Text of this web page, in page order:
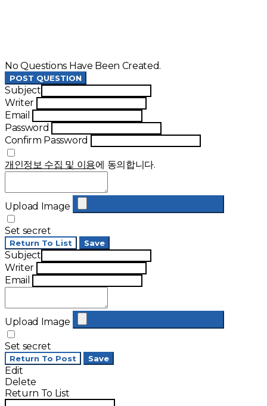
No Questions Have Been Created.
POST QUESTION
Subject
Writer
Email
Password
Confirm Password
개인정보 수집 및 이용에 동의합니다.
Upload Image
Set secret
Return To List Save
Subject
Writer
Email
Upload Image
Set secret
Return To Post Save
Edit
Delete
Return To List